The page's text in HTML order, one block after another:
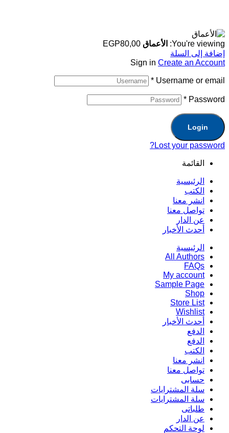
You're viewing: الأعماق EGP80,00
إضافة إلى السلة
Sign in Create an Account
Username or email
*
Password
*
Login
Lost your password?
القائمة
الرئيسية
الكتب
انشر معنا
تواصل معنا
عن الدار
أحدث الأخبار
الرئيسية
All Authors
FAQs
My account
Sample Page
Shop
Store List
Wishlist
أحدث الأخبار
الدفع
الدفع
الكتب
انشر معنا
تواصل معنا
حسابى
سلة المشترايات
سلة المشترايات
طلباتى
عن الدار
لوحة التحكم